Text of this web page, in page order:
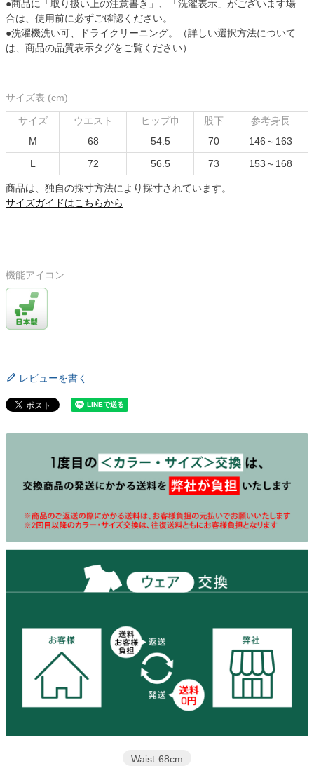
●商品に「取り扱い上の注意書き」、「洗濯表示」がございます場
合は、使用前に必ずご確認ください。
●洗濯機洗い可、ドライクリーニング。（詳しい選択方法について
は、商品の品質表示タグをご覧ください）
サイズ表 (cm)
サイズ ウエスト ヒップ巾 股下
参考身長
M
68 54.5 70
146～163
L
72 56.5 73 153～168
商品は、独自の採寸方法により採寸されています。
サイズガイドはこちらから
機能アイコン
レビューを書く
Waist 68cm